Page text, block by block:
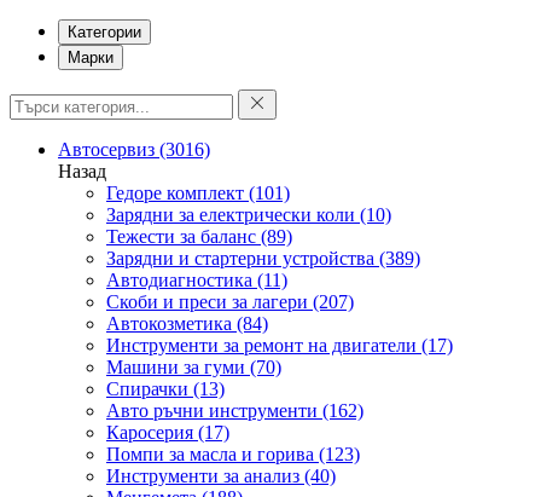
Категории
Марки
Автосервиз (3016)
Назад
Гедоре комплект (101)
Зарядни за електрически коли (10)
Тежести за баланс (89)
Зарядни и стартерни устройства (389)
Автодиагностика (11)
Скоби и преси за лагери (207)
Автокозметика (84)
Инструменти за ремонт на двигатели (17)
Машини за гуми (70)
Спирачки (13)
Авто ръчни инструменти (162)
Каросерия (17)
Помпи за масла и горива (123)
Инструменти за анализ (40)